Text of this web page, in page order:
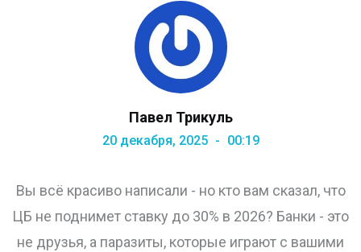
Павел Трикуль
20 декабря, 2025 00:19
Вы всё красиво написали - но кто вам сказал, что
ЦБ не поднимет ставку до 30% в 2026? Банки - это
не друзья, а паразиты, которые играют с вашими